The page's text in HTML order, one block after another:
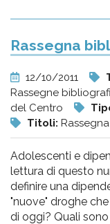
Rassegna
12/10/2011
Rassegne
del Centro
Titoli:
Adolescenti e
lettura di questo
definire una
"nuove" droghe
di oggi? Quali sono